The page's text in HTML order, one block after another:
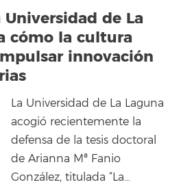
de La
cómo la cultura
innovación
La Universidad de La Laguna
acogió recientemente la
defensa de la tesis doctoral
de Arianna Mª Fanio
González, titulada “La…